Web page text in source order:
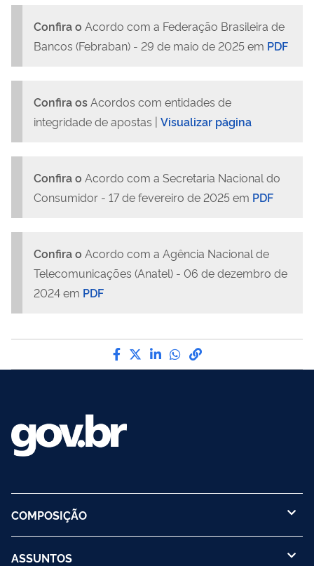
Confira o Acordo com a Federação Brasileira de
Bancos (Febraban) - 29 de maio de 2025 em PDF
Confira osAcordos com entidades de
integridade de apostas | Visualizar página
Confira o Acordo com a Secretaria Nacional do
Consumidor - 17 de fevereiro de 2025 em PDF
Confira o Acordo com a Agência Nacional de
Telecomunicações (Anatel) - 06 de dezembro de
2024 em PDF
Compartilhe por Facebook
Compartilhe por Twitter
Compartilhe por
Compartilhe por
link para Copiar
COMPOSIÇÃO
ASSUNTOS